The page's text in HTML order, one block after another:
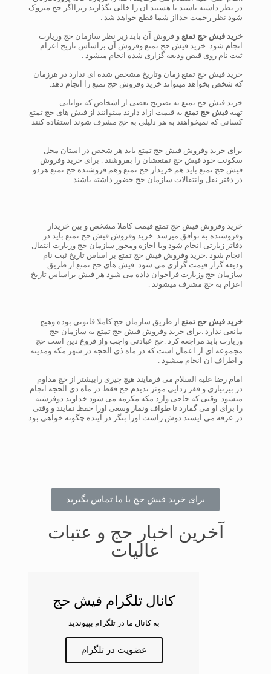
در نظر داشته باشید تا هستید ان را خالی نگذارید زیرااگر حج متروک
شود نظر رحمت خدااز شما قطع خواهد شد .
خرید فیش حج تمتع و فروش آن باید زیر نظر سازمان حج وزیارت
انجام شود .خرید فیش حج تمتع وفروش آن براساس تاریخ اعزام
ثبت نام روی قبض ودیعه گزاری شده انجام میشود .
خرید فیش حج تمتع زمان وتاریخ مشخص شده ای ندارد در هرزمان
که شخص بخواهد میتواند خرید وفروش حج تمتع را انجام دهد.
خرید فیش حج تمتع به تصریح بعضی از اشخاص که توانایی
تهیه فیش حج تمتع به قیمت ازاد دارند میتوانند از فیش های حج تمتع
کسانی که نمیخواهند به هر دلیلی به حج مشرف شوند استفاده کنند
برای خرید وفروش فیش حج تمتع باید هر شخص در استان محل
سکونت خود فیش حج تمتعشان را بفروشند . برای خرید وفروش
فیش حج تمتع باید هم خریدار حج تمتع وهم فروشنده حج تمتع هردو
در دفتر نقل وانتقالات سازمان حج حضور داشته باشند .
خرید وفروش فیش حج تمتع قیمت کاملا مشخص و بین خریدار
وفروشنده به توافق میرسد .خرید وفروش فیش حج تمتع باید در
دفاتر زیارتی انجام شود وبا اجازه ومجوز سازمان حج وزیارت انتقال
انجام شود .خرید وفروش فیش حج تمتع بر اساس تاریخ ثبت نام
ودیعه گزار قیمت گزاری می شود .فیش های حج تمتع از طریق
سازمان حج وزیارت فراخوان داده می شود هر فیش براساس تاریخ
اعزام به حج مشرف میشوند .
خرید فیش حج تمتع از طریق سازمان حج کاملا قانونی بوده وهیچ
مانعی ندارد .برای خرید وفروش فیش حج تمتع به سازمان حج
وزیارت باید مراجعه کرد .حج عبادتی واجب واز فروع دین است حج
مجموعه ای از اعمال است که در ماه ذی الحجه در شهر مکه ومدینه
و اطراف ان انجام میشود .
امام رضا علیه السلام می فرمایند هیچ چیزی رابیشتر از حج مداوم
در بیرنیازی و فقر زدایی موثر ندیدم.حج فقط در ماه ذی الحجه انجام
میشود .وقتی که حاجی وارد مکه مکرمه می شود خداوند دوفرشته
را برای او می گمارد تا طواف ونماز وسعی اورا حفظ نمایند و وقتی
در عرفه می ایستد دوش راست اورا بنگر در اینده چگونه خواهی بود
برای خرید فیش حج با ما تماس بگیرید
آخرین اخبار حج و عتبات
عالیات
کانال تلگرام فیش حج
به کانال ما در تلگرام بپیوندید
عضویت در تلگرام